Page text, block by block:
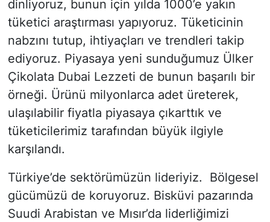
dinliyoruz, bunun için yılda 1000’e yakın
tüketici araştırması yapıyoruz. Tüketicinin
nabzını tutup, ihtiyaçları ve trendleri takip
ediyoruz. Piyasaya yeni sunduğumuz Ülker
Çikolata Dubai Lezzeti de bunun başarılı bir
örneği. Ürünü milyonlarca adet üreterek,
ulaşılabilir fiyatla piyasaya çıkarttık ve
tüketicilerimiz tarafından büyük ilgiyle
karşılandı.
Türkiye’de sektörümüzün lideriyiz. Bölgesel
gücümüzü de koruyoruz. Bisküvi pazarında
Suudi Arabistan ve Mısır’da liderliğimizi